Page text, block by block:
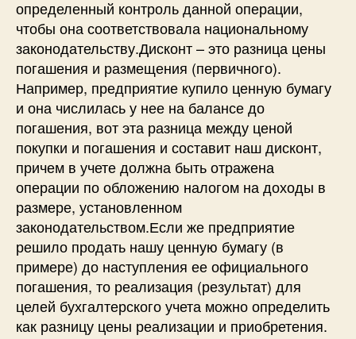
определенный контроль данной операции,
чтобы она соответствовала национальному
законодательству.Дисконт – это разница цены
погашения и размещения (первичного).
Например, предприятие купило ценную бумагу
и она числилась у нее на балансе до
погашения, вот эта разница между ценой
покупки и погашения и составит наш дисконт,
причем в учете должна быть отражена
операции по обложению налогом на доходы в
размере, установленном
законодательством.Если же предприятие
решило продать нашу ценную бумагу (в
примере) до наступления ее официального
погашения, то реализация (результат) для
целей бухгалтерского учета можно определить
как разницу цены реализации и приобретения.